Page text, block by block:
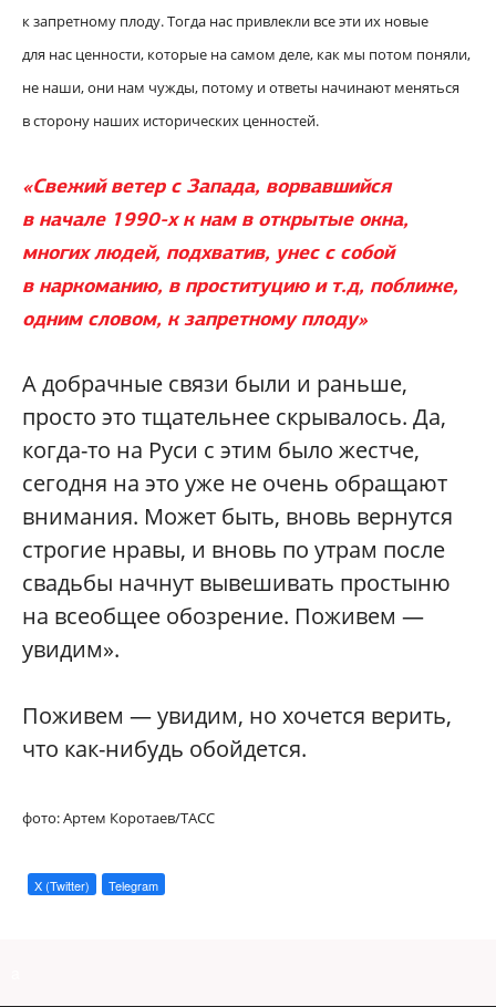
к запретному плоду. Тогда нас привлекли все эти их новые
для нас ценности, которые на самом деле, как мы потом поняли,
не наши, они нам чужды, потому и ответы начинают меняться
в сторону наших исторических ценностей.
«Свежий ветер с Запада, ворвавшийся
в начале 1990-х к нам в открытые окна,
многих людей, подхватив, унес с собой
в наркоманию, в проституцию и т.д, поближе,
одним словом, к запретному плоду»
А добрачные связи были и раньше,
просто это тщательнее скрывалось. Да,
когда-то на Руси с этим было жестче,
сегодня на это уже не очень обращают
внимания. Может быть, вновь вернутся
строгие нравы, и вновь по утрам после
свадьбы начнут вывешивать простыню
на всеобщее обозрение. Поживем —
увидим».
Поживем — увидим, но хочется верить,
что как-нибудь обойдется.
фото: Артем Коротаев/ТАСС
X (Twitter) Telegram